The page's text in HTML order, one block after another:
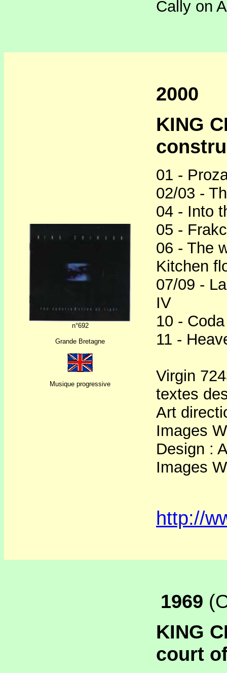
Cally on
n°692
Grande Bretagne
Musique progressive
2000
KING
01 -
02/03 -
04 - Into
05 -
06 - The
Kitchen
07/09 -
IV
10 -
11 -
Virgin
textes
Art
Images
Design :
Images
http://
1969
KING
court